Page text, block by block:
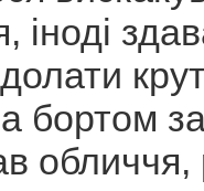
іноді
бортом
обличчя,